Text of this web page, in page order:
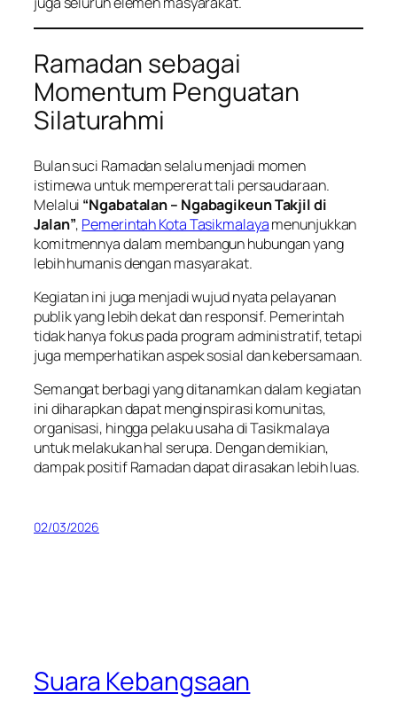
Ramadan sebagai
Momentum Penguatan
Silaturahmi
Bulan suci Ramadan selalu menjadi momen
istimewa untuk mempererat tali persaudaraan.
Melalui “Ngabatalan – Ngabagikeun Takjil di
Jalan”, Pemerintah Kota Tasikmalayamenunjukkan
komitmennya dalam membangun hubungan yang
lebih humanis dengan masyarakat.
Kegiatan ini juga menjadi wujud nyata pelayanan
publik yang lebih dekat dan responsif. Pemerintah
tidak hanya fokus pada program administratif, tetapi
juga memperhatikan aspek sosial dan kebersamaan.
Semangat berbagi yang ditanamkan dalam kegiatan
ini diharapkan dapat menginspirasi komunitas,
organisasi, hingga pelaku usaha di Tasikmalaya
untuk melakukan hal serupa. Dengan demikian,
dampak positif Ramadan dapat dirasakan lebih luas.
02/03/2026
Suara Kebangsaan